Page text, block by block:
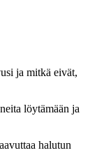
ja mitkä eivät,
löytämään ja
halutun